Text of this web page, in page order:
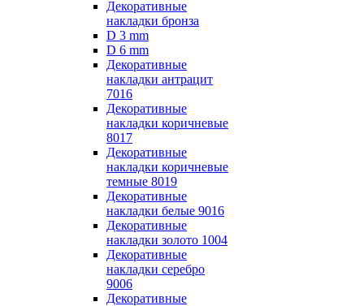
Декоративные
накладки бронза
D 3 mm
D 6 mm
Декоративные
накладки антрацит
7016
Декоративные
накладки коричневые
8017
Декоративные
накладки коричневые
темные 8019
Декоративные
накладки белые 9016
Декоративные
накладки золото 1004
Декоративные
накладки серебро
9006
Декоративные